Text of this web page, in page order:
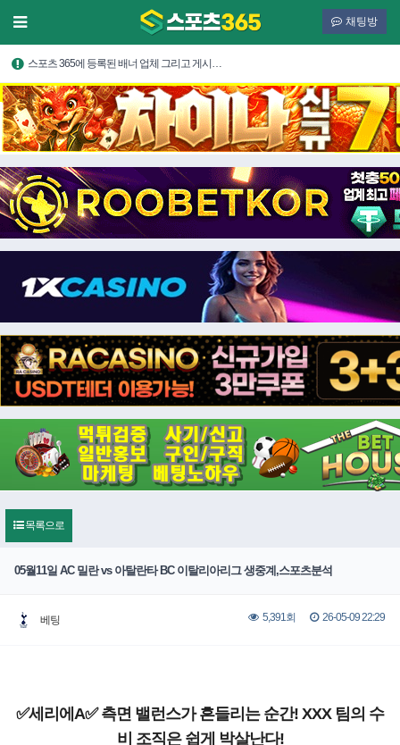
채팅방
스포츠 365에 등록된 배너 업체 그리고 게시…
목록으로
05월11일 AC 밀란 vs 아탈란타 BC 이탈리아리그 생중계,스포츠분석
베팅 5,391회 26-05-09 22:29
✅세리에A✅ 측면 밸런스가 흔들리는 순간! XXX 팀의 수
비 조직은 쉽게 박살난다!